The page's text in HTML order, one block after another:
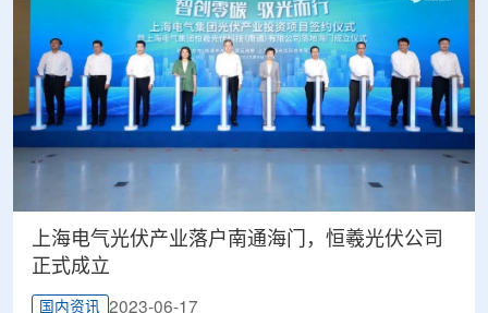
上海电气光伏产业落户南通海门，恒羲光伏公司
正式成立
国内资讯 2023-06-17